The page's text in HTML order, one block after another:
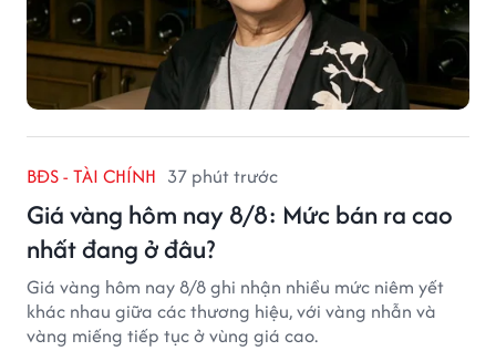
BĐS - TÀI CHÍNH 37 phút trước
Giá vàng hôm nay 8/8: Mức bán ra cao
nhất đang ở đâu?
Giá vàng hôm nay 8/8 ghi nhận nhiều mức niêm yết
khác nhau giữa các thương hiệu, với vàng nhẫn và
vàng miếng tiếp tục ở vùng giá cao.